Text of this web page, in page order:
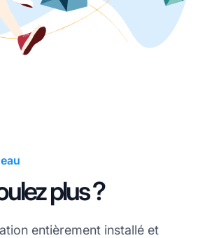
plus ?
entièrement installé et